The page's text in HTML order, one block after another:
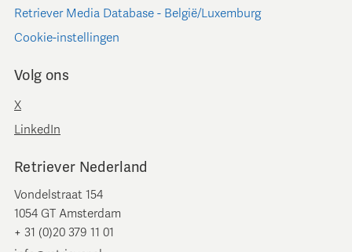
Retriever Media Database - België/Luxemburg
Cookie-instellingen
Volg ons
X
LinkedIn
Retriever Nederland
Vondelstraat 154
1054 GT Amsterdam
+ 31 (0)20 379 11 01